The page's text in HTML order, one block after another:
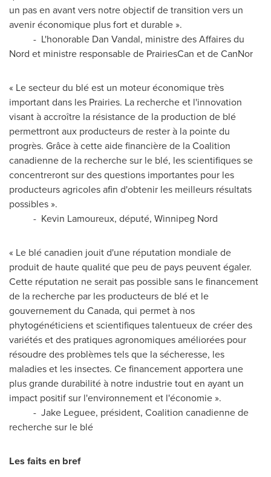
un pas en avant vers notre objectif de transition vers un
avenir économique plus fort et durable ».
- L'honorable Dan Vandal, ministre des Affaires du
Nord et ministre responsable de PrairiesCan et de CanNor
« Le secteur du blé est un moteur économique très
important dans les Prairies. La recherche et l'innovation
visant à accroître la résistance de la production de blé
permettront aux producteurs de rester à la pointe du
progrès. Grâce à cette aide financière de la Coalition
canadienne de la recherche sur le blé, les scientifiques se
concentreront sur des questions importantes pour les
producteurs agricoles afin d'obtenir les meilleurs résultats
possibles ».
- Kevin Lamoureux, député, Winnipeg Nord
« Le blé canadien jouit d'une réputation mondiale de
produit de haute qualité que peu de pays peuvent égaler.
Cette réputation ne serait pas possible sans le financement
de la recherche par les producteurs de blé et le
gouvernement du Canada, qui permet à nos
phytogénéticiens et scientifiques talentueux de créer des
variétés et des pratiques agronomiques améliorées pour
résoudre des problèmes tels que la sécheresse, les
maladies et les insectes. Ce financement apportera une
plus grande durabilité à notre industrie tout en ayant un
impact positif sur l'environnement et l'économie ».
- Jake Leguee, président, Coalition canadienne de
recherche sur le blé
Les faits en bref